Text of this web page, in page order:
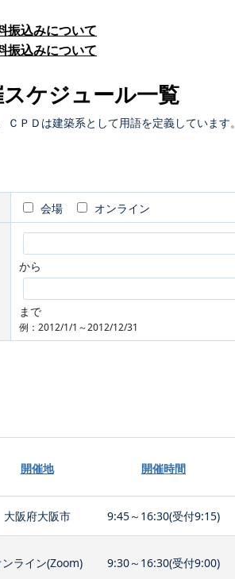
振込みについて
振込みについて
ケジュール一覧
ＰＤは建築系として用語を定義しています。
会場 オンライン
から
まで
例：2012/1/1～2012/12/31
開催地 開催時間
大阪府大阪市 9:45～16:30(受付9:15)
ンライン(Zoom) 9:30～16:30(受付9:00)